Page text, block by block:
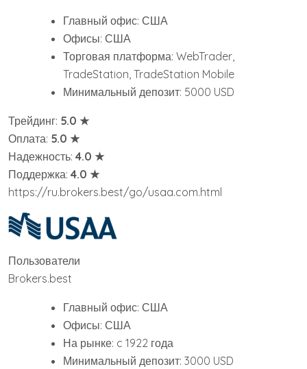
Главный офис: США
Офисы: США
Торговая платформа: WebTrader,
TradeStation, TradeStation Mobile
Минимальный депозит: 5000 USD
Трейдинг: 5.0 ★
Оплата: 5.0 ★
Надежность: 4.0 ★
Поддержка: 4.0 ★
https://ru.brokers.best/go/usaa.com.html
Пользователи
Brokers.best
Главный офис: США
Офисы: США
На рынке: c 1922 года
Минимальный депозит: 3000 USD